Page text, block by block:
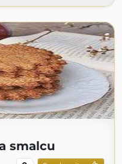
smalcu